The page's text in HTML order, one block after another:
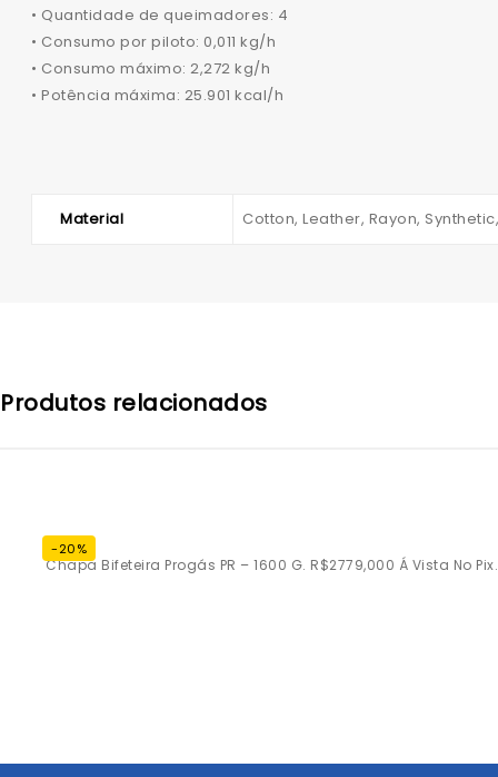
• Quantidade de queimadores: 4
• Consumo por piloto: 0,011 kg/h
• Consumo máximo: 2,272 kg/h
• Potência máxima: 25.901 kcal/h
Material Cotton, Leather, Rayon,
Produtos relacionados
-20%
Chapa Bifeteira Progás PR – 1600 G. R$2779,000 Á Vista No Pix.